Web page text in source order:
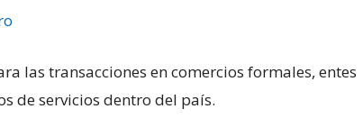
las transacciones en comercios formales, entes
de servicios dentro del país.